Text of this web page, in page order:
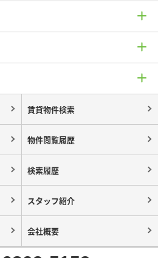
賃貸物件検索
物件閲覧履歴
検索履歴
スタッフ紹介
会社概要